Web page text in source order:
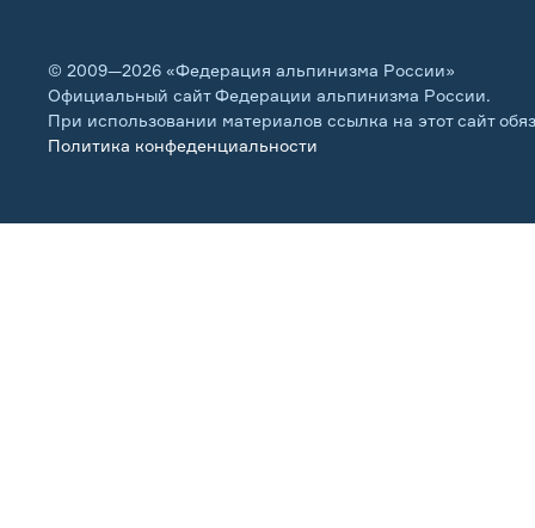
© 2009—2026 «Федерация альпинизма России»
Официальный сайт Федерации альпинизма России.
При использовании материалов ссылка на этот сайт
Политика конфеденциальности